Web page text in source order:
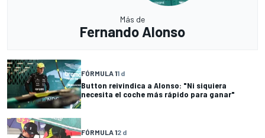
Más de
Fernando Alonso
FÓRMULA 11 d
Button reivindica a Alonso: "Ni siquiera
necesita el coche más rápido para ganar"
FÓRMULA 12 d